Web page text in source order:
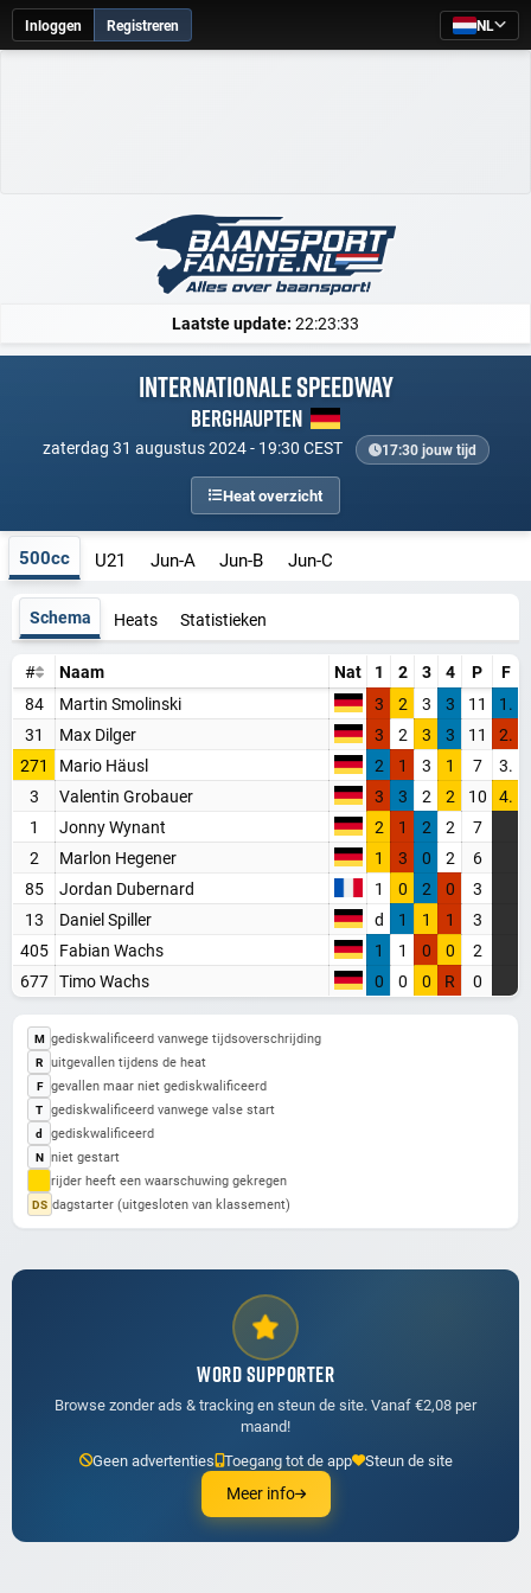
Inloggen Registreren NL
Laatste update: 22:23:33
Internationale speedway
Berghaupten
zaterdag 31 augustus 2024 - 19:30 CEST 17:30 jouw tijd
Heat overzicht
500cc U21 Jun-A Jun-B Jun-C
Schema Heats Statistieken
# Naam Nat 1 2 3 4 P
F
84
Martin Smolinski 3 2 3 3 11
1.
31
Max Dilger 3 2 3 3 11
2.
271
Mario Häusl 2 1 3 1 7
3.
3
Valentin Grobauer 3 3 2 2 10 4.
1
Jonny Wynant 2 1 2 2
7
2
Marlon Hegener 1 3 0 2
6
85
Jordan Dubernard 1 0 2 0
3
13
Daniel Spiller d 1 1 1
3
405 Fabian Wachs 1 1 0 0
2
677 Timo Wachs 0 0 0 R 0
M gediskwalificeerd vanwege tijdsoverschrijding
R uitgevallen tijdens de heat
F gevallen maar niet gediskwalificeerd
T gediskwalificeerd vanwege valse start
d gediskwalificeerd
N niet gestart
rijder heeft een waarschuwing gekregen
DS dagstarter (uitgesloten van klassement)
WORD SUPPORTER
Browse zonder ads & tracking en steun de site. Vanaf €2,08 per
maand!
Geen advertenties Toegang tot de app Steun de site
Meer info